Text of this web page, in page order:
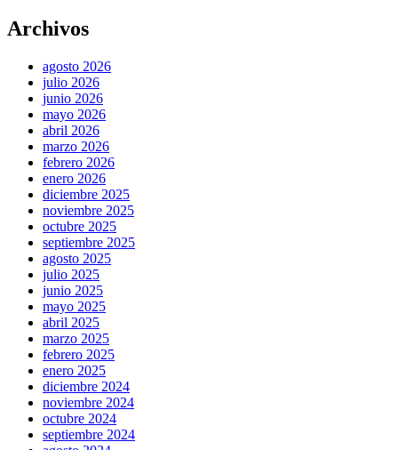
Archivos
agosto 2026
julio 2026
junio 2026
mayo 2026
abril 2026
marzo 2026
febrero 2026
enero 2026
diciembre 2025
noviembre 2025
octubre 2025
septiembre 2025
agosto 2025
julio 2025
junio 2025
mayo 2025
abril 2025
marzo 2025
febrero 2025
enero 2025
diciembre 2024
noviembre 2024
octubre 2024
septiembre 2024